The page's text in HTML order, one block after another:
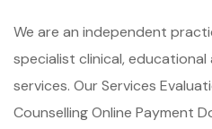
We are an independent
specialist clinical,
services. Our Services
Counselling Online Payment